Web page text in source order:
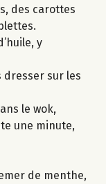
des carottes
y
dresser sur les
le wok,
une minute,
de menthe,